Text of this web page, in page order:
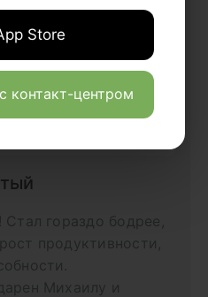
Store
контакт-центром
гораздо бодрее,
продуктивности,
Михаилу и